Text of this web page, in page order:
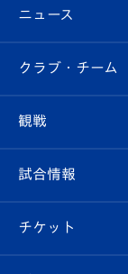
ニュース
すべて
クラブ
試合情報
クラブ・チーム
クラブ概要
エンブレム紹
観戦
観戦ルール
はじめての観
試合情報
試合日程/結果
チケット